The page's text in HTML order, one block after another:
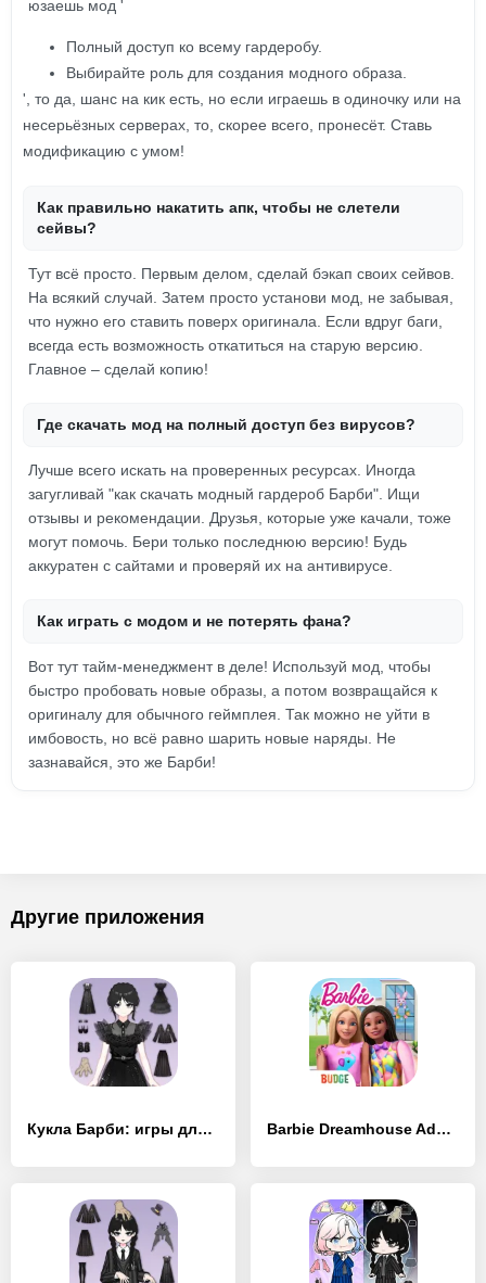
юзаешь мод '
Полный доступ ко всему гардеробу.
Выбирайте роль для создания модного образа.
', то да, шанс на кик есть, но если играешь в одиночку или на
несерьёзных серверах, то, скорее всего, пронесёт. Ставь
модификацию с умом!
Как правильно накатить апк, чтобы не слетели
сейвы?
Тут всё просто. Первым делом, сделай бэкап своих сейвов.
На всякий случай. Затем просто установи мод, не забывая,
что нужно его ставить поверх оригинала. Если вдруг баги,
всегда есть возможность откатиться на старую версию.
Главное – сделай копию!
Где скачать мод на полный доступ без вирусов?
Лучше всего искать на проверенных ресурсах. Иногда
загугливай "как скачать модный гардероб Барби". Ищи
отзывы и рекомендации. Друзья, которые уже качали, тоже
могут помочь. Бери только последнюю версию! Будь
аккуратен с сайтами и проверяй их на антивирусе.
Как играть с модом и не потерять фана?
Вот тут тайм-менеджмент в деле! Используй мод, чтобы
быстро пробовать новые образы, а потом возвращайся к
оригиналу для обычного геймплея. Так можно не уйти в
имбовость, но всё равно шарить новые наряды. Не
зазнавайся, это же Барби!
Другие приложения
Кукла Барби: игры для девочек Barbie Dreamhouse Adventures